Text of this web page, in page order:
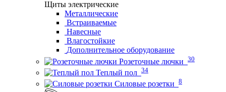
Щиты электрические
Металлические
Встраиваемые
Навесные
Влагостойкие
Дополнительное оборудование
Розеточные лючки 30
Теплый пол 34
Силовые розетки 8